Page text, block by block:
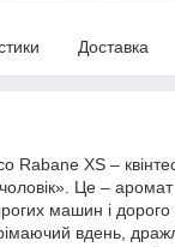
Доставка
Rabane XS –
Це –
машин і
вдень,